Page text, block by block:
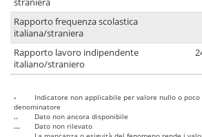
straniera
Rapporto frequenza scolastica
italiana/straniera
Rapporto lavoro indipendente
italiano/straniero
-
Indicatore non applicabile per valore nullo o
denominatore
..
Dato non ancora disponibile
...
Dato non rilevato